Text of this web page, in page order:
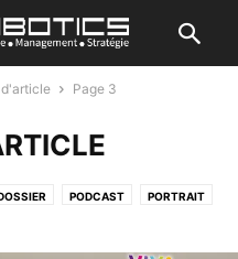
Page 3
PODCAST PORTRAIT